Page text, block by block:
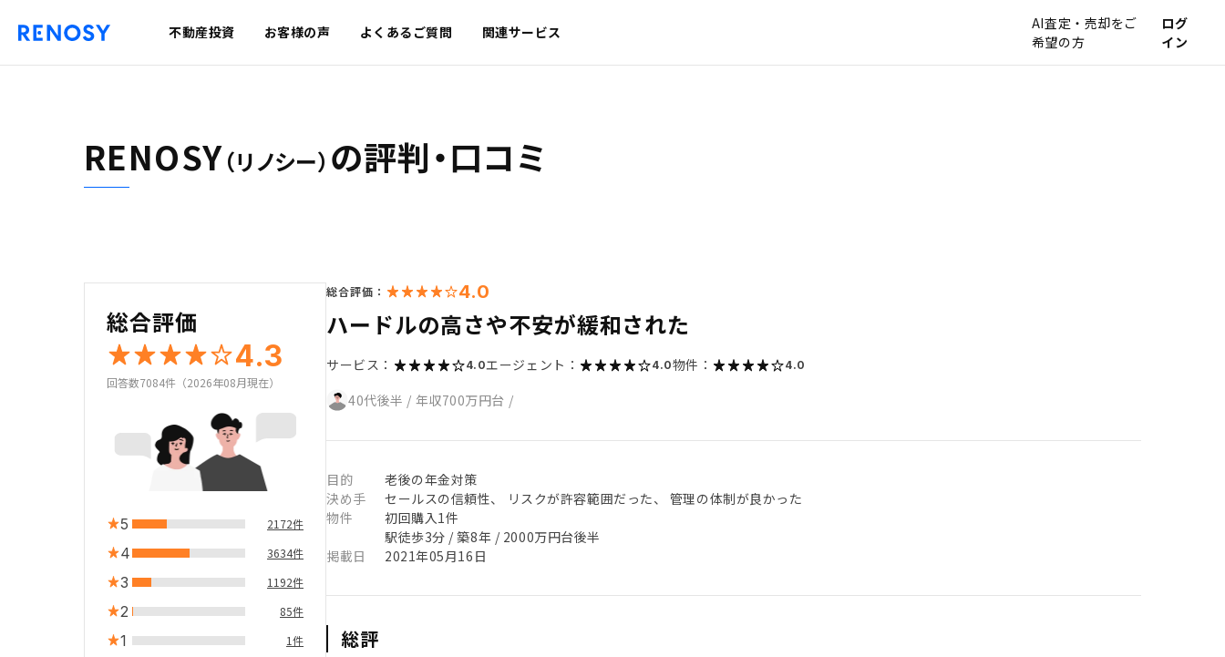
不動産投資 お客様の声 よくあるご質問 関連サービス
AI査定・売却をご
希望の方
ログ
イン
RENOSY（リノシー） の評判・口コミ
総合評価
4.3
回答数7084件（2026年08月現在）
5 2172件
4 3634件
3 1192件
2 85件
1 1件
総合評価： 4.0
ハードルの高さや不安が緩和された
サービス： 4.0エージェント： 4.0物件： 4.0
40代後半 / 年収700万円台 /
目的
老後の年金対策
決め手
セールスの信頼性、 リスクが許容範囲だった、 管理の体制が良かった
物件
初回購入1件
駅徒歩3分 / 築8年 / 2000万円台後半
掲載日
2021年05月16日
総評